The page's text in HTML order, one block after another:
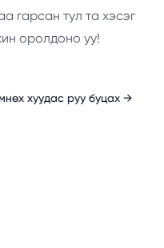
гарсан тул та хэсэг
оролдоно уу!
хуудас руу буцах →